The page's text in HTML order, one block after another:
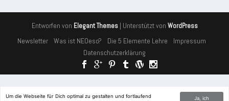
Entworfen von Elegant Themes| Unterstützt von WordPress
Newsletter Was ist NEOeso? Die 5 Elemente Lehre
Impressum
Datenschutzerklärung
Ja, ich
Um die Webseite für Dich optimal zu gestalten und fortlaufend
Cookies erleichtern die Bereitstellung unserer Dienste. Mit der